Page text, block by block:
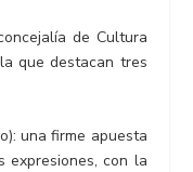
de Cultura
que destacan tres
una firme apuesta
con la